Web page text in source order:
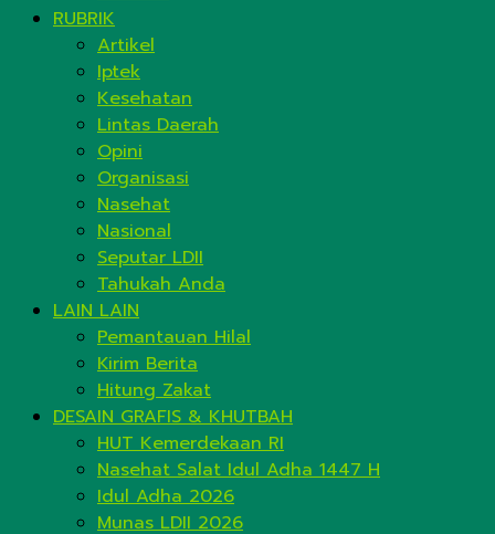
RUBRIK
Artikel
Iptek
Kesehatan
Lintas Daerah
Opini
Organisasi
Nasehat
Nasional
Seputar LDII
Tahukah Anda
LAIN LAIN
Pemantauan Hilal
Kirim Berita
Hitung Zakat
DESAIN GRAFIS & KHUTBAH
HUT Kemerdekaan RI
Nasehat Salat Idul Adha 1447 H
Idul Adha 2026
Munas LDII 2026